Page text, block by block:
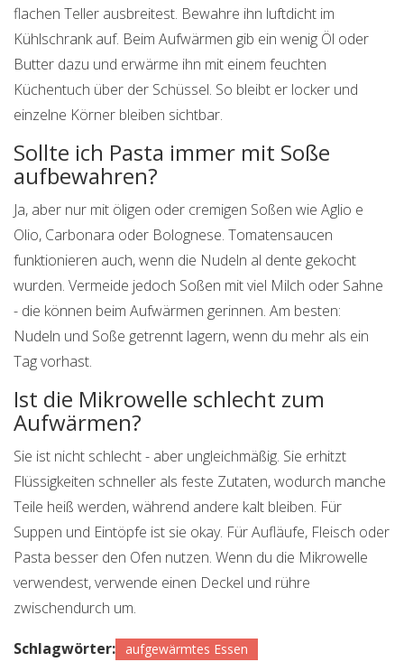
flachen Teller ausbreitest. Bewahre ihn luftdicht im
Kühlschrank auf. Beim Aufwärmen gib ein wenig Öl oder
Butter dazu und erwärme ihn mit einem feuchten
Küchentuch über der Schüssel. So bleibt er locker und
einzelne Körner bleiben sichtbar.
Sollte ich Pasta immer mit Soße
aufbewahren?
Ja, aber nur mit öligen oder cremigen Soßen wie Aglio e
Olio, Carbonara oder Bolognese. Tomatensaucen
funktionieren auch, wenn die Nudeln al dente gekocht
wurden. Vermeide jedoch Soßen mit viel Milch oder Sahne
- die können beim Aufwärmen gerinnen. Am besten:
Nudeln und Soße getrennt lagern, wenn du mehr als ein
Tag vorhast.
Ist die Mikrowelle schlecht zum
Aufwärmen?
Sie ist nicht schlecht - aber ungleichmäßig. Sie erhitzt
Flüssigkeiten schneller als feste Zutaten, wodurch manche
Teile heiß werden, während andere kalt bleiben. Für
Suppen und Eintöpfe ist sie okay. Für Aufläufe, Fleisch oder
Pasta besser den Ofen nutzen. Wenn du die Mikrowelle
verwendest, verwende einen Deckel und rühre
zwischendurch um.
Schlagwörter: aufgewärmtes Essen